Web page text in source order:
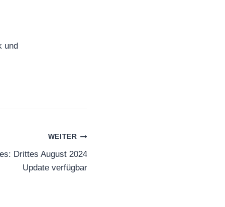
und
WEITER
Drittes August 2024
Update verfügbar